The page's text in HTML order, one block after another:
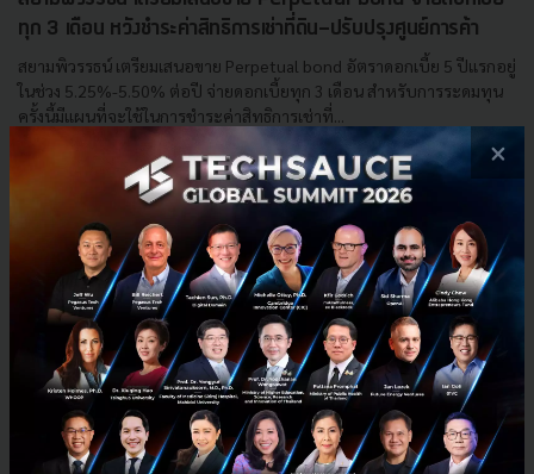
ทุก 3 เดือน หวังชำระค่าสิทธิการเช่าที่ดิน-ปรับปรุงศูนย์การค้า
สยามพิวรรธน์ เตรียมเสนอขาย Perpetual bond อัตราดอกเบี้ย 5 ปีแรกอยู่
ในช่วง 5.25%-5.50% ต่อปี จ่ายดอกเบี้ยทุก 3 เดือน สำหรับการระดมทุน
ครั้งนี้มีแผนที่จะใช้ในการชำระค่าสิทธิการเช่าที่...
| ByTechsauce Team
หุ้นกู้ siam-piwat สยามพิวรรธน์ Perpetual bond
E-mail :contact@techsauce.co
Tel : 02-001-5375
×